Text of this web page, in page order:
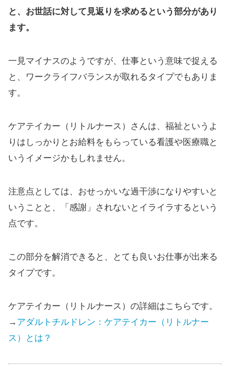
と、お世話に対して見返りを求めるという部分があり
ます。
一見マイナスのようですが、仕事という意味で捉える
と、ワークライフバランスが取れるタイプでもありま
す。
ケアテイカー（リトルナース）さんは、福祉というよ
りはしっかりとお給料をもらっている看護や医療職と
いうイメージかもしれません。
注意点としては、おせっかいな過干渉になりやすいと
いうことと、「感謝」されないとイライラするという
点です。
この部分を解消できると、とても良いお仕事が出来る
タイプです。
ケアテイカー（リトルナース）の詳細はこちらです。
→ アダルトチルドレン：ケアテイカー（リトルナー
ス）とは？